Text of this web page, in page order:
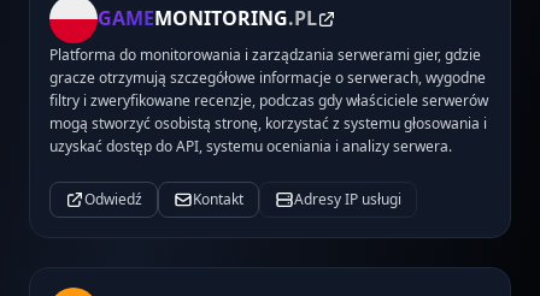
GAMEMONITORING.PL
Platforma do monitorowania i zarządzania serwerami gier, gdzie
gracze otrzymują szczegółowe informacje o serwerach, wygodne
filtry i zweryfikowane recenzje, podczas gdy właściciele serwerów
mogą stworzyć osobistą stronę, korzystać z systemu głosowania i
uzyskać dostęp do API, systemu oceniania i analizy serwera.
Odwiedź Kontakt Adresy IP usługi